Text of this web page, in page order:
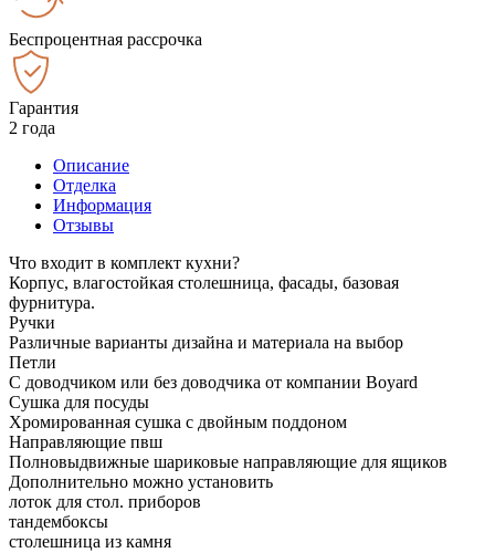
Беспроцентная рассрочка
Гарантия
2 года
Описание
Отделка
Информация
Отзывы
Что входит в комплект кухни?
Корпус, влагостойкая столешница, фасады, базовая
фурнитура.
Ручки
Различные варианты дизайна и материала на выбор
Петли
С доводчиком или без доводчика от компании Boyard
Сушка для посуды
Хромированная сушка с двойным поддоном
Направляющие пвш
Полновыдвижные шариковые направляющие для ящиков
Дополнительно можно установить
лоток для стол. приборов
тандембоксы
столешница из камня